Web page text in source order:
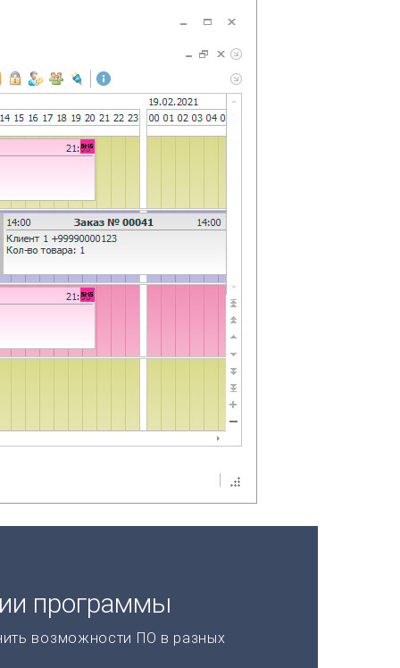
программы
возможности ПО в разных